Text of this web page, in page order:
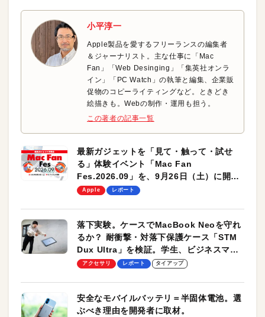
小平淳一
Apple製品を愛するフリーランスの編集者
＆ジャーナリスト。主な仕事に「Mac
Fan」「Web Desinging」「集英社オンラ
イン」「PC Watch」の執筆と編集、企業販
促物のコピーライティングなど。ときどき
絵描きも。Webの制作・運用も担う。
この著者の記事一覧
最新ガジェットを「見て・触って・試せ
る」体験イベント「Mac Fan
Fes.2026.09」を、9月26日（土）に開催
します！
Apple レポート
落下実験。ケースでMacBook Neoを守れ
るか？ 耐衝撃・対落下保護ケース「STM
Dux Ultra」を検証。学生、ビジネスマン
のモバイルユースに最適！
アクセサリ レポート タイアップ
安全なモバイルバッテリ＝半固体電池。選
ぶべき理由を開発者に取材。